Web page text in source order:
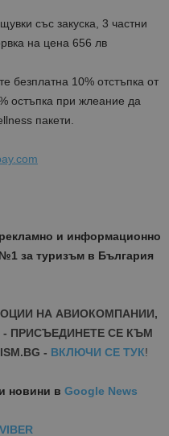
със закуска, 3 частни
на цена 656 лв
безплатна 10% отстъпка от
остъпка при жлеание да
пакети.
и информационно
за туризъм в България
НА АВИОКОМПАНИИ,
- ПРИСЪЕДИНЕТЕ СЕ КЪМ
- ВКЛЮЧИ СЕ ТУК!
новини в Google News
VIBER